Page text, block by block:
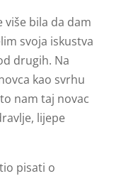
više bila da dam
svoja iskustva
drugih. Na
kao svrhu
nam taj novac
lijepe
pisati o